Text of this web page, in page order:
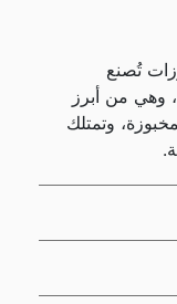
تُصنع
بمكونات ممتازة. تأسست عام 2011، وهي من أبرز
وتمتلك